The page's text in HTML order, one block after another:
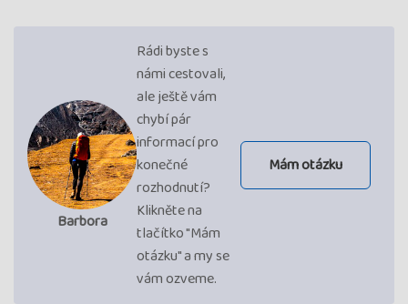
Barbora
Rádi byste s
námi cestovali,
ale ještě vám
chybí pár
informací pro
konečné
rozhodnutí?
Klikněte na
tlačítko "Mám
otázku" a my se
vám ozveme.
Mám otázku